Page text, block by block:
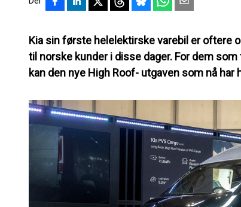
Kia sin første helelektirske varebil er oftere
til norske kunder i disse dager. For dem
kan den nye High Roof- utgaven som nå